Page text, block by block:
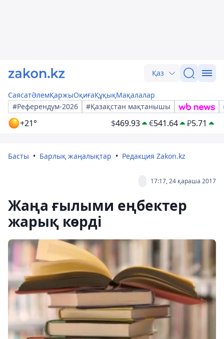
Қаз
СаясатӘлемҚаржыОқиғаҚұқықМақалалар
#Референдум-2026
#Қазақстан мақтанышы
+21° $469.93 €541.64 ₽5.71
Басты Барлық жаңалықтар Редакция Zakon.kz
17:17, 24 қараша 2017
Жаңа ғылыми еңбектер
жарық көрді